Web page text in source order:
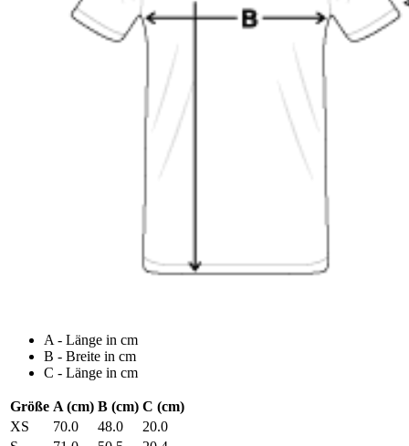
A - Länge in cm
B - Breite in cm
C - Länge in cm
Größe A (cm) B (cm) C (cm)
XS
70.0 48.0
20.0